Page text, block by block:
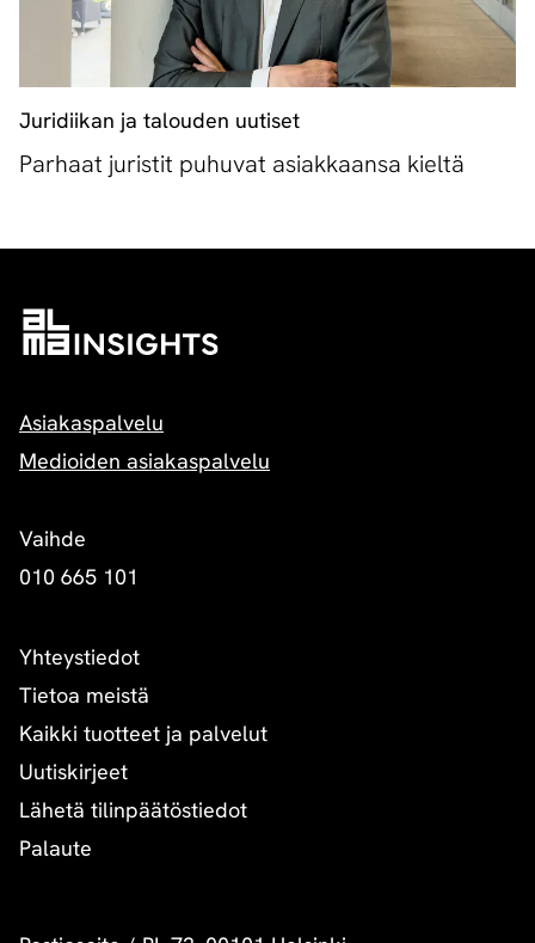
Juridiikan ja talouden uutiset
Parhaat juristit puhuvat asiakkaansa kieltä
Asiakaspalvelu
Medioiden asiakaspalvelu
Vaihde
010 665 101
Yhteystiedot
Tietoa meistä
Kaikki tuotteet ja palvelut
Uutiskirjeet
Lähetä tilinpäätöstiedot
Palaute